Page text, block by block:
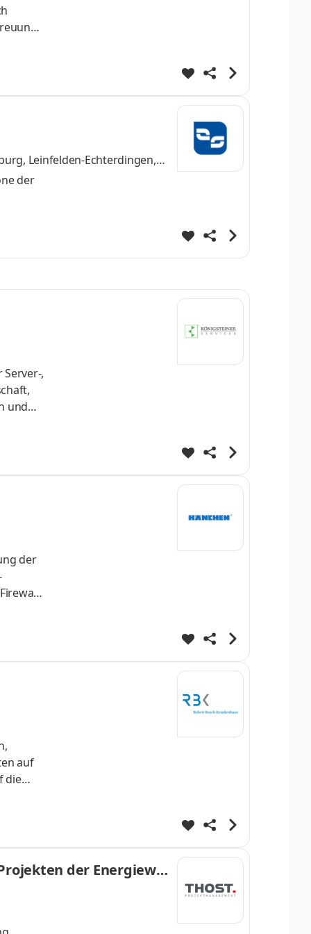
Leinfelden-Echterdingen,
der
,
und
der
auf
die
der Energiewe